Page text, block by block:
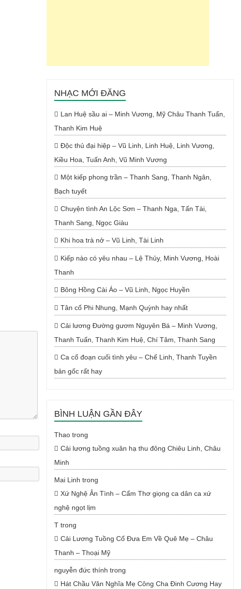
NHẠC MỚI ĐĂNG
Lan Huệ sầu ai – Minh Vương, Mỹ Châu Thanh Tuấn,
Thanh Kim Huệ
Độc thủ đại hiệp – Vũ Linh, Linh Huệ, Linh Vương,
Kiều Hoa, Tuấn Anh, Vũ Minh Vương
Một kiếp phong trần – Thanh Sang, Thanh Ngân,
Bạch tuyết
Chuyện tình An Lộc Sơn – Thanh Nga, Tấn Tài,
Thanh Sang, Ngọc Giàu
Khi hoa trà nở – Vũ Linh, Tài Linh
Kiếp nào có yêu nhau – Lệ Thủy, Minh Vương, Hoài
Thanh
Bông Hồng Cài Áo – Vũ Linh, Ngọc Huyền
Tân cổ Phi Nhung, Mạnh Quỳnh hay nhất
Cải lương Đường gươm Nguyên Bá – Minh Vương,
Thanh Tuấn, Thanh Kim Huệ, Chí Tâm, Thanh Sang
Ca cổ đoạn cuối tình yêu – Chế Linh, Thanh Tuyền
bản gốc rất hay
BÌNH LUẬN GẦN ĐÂY
Thaotrong
Cải lương tuồng xuân hạ thu đông Chiêu Linh, Châu
Minh
Mai Linh trong
Xứ Nghệ Ân Tình – Cẩm Thơ giọng ca dân ca xứ
nghệ ngọt lịm
Ttrong
Cải Lương Tuồng Cổ Đưa Em Về Quê Mẹ – Châu
Thanh – Thoại Mỹ
nguyễn đức thính trong
Hát Chầu Văn Nghĩa Mẹ Công Cha Đinh Cương Hay